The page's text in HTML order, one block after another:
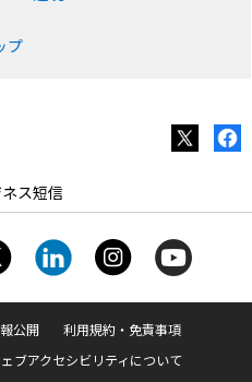
プ
ス短信
公開
利用規約・免責事項
ブアクセシビリティについて